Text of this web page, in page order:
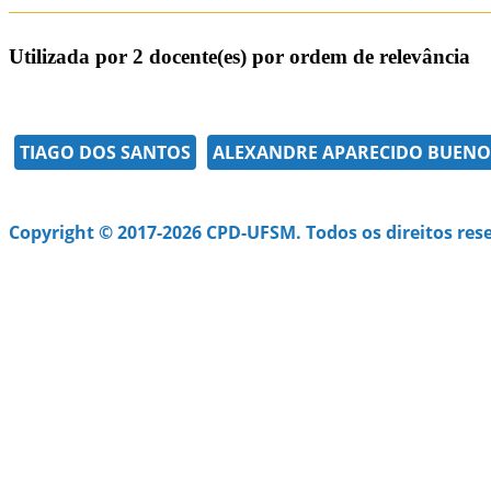
Utilizada por 2 docente(es) por ordem de relevância
TIAGO DOS SANTOS ALEXANDRE APARECIDO
Copyright © 2017-2026 CPD-UFSM. Todos os direitos